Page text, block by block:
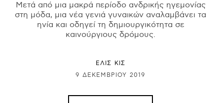
Μετά από μια μακρά περίοδο ανδρικής ηγεμονίας
στη μόδα, μια νέα γενιά γυναικών αναλαμβάνει τα
ηνία και οδηγεί τη δημιουργικότητα σε
καινούργιους δρόμους.
ΕΛΙΣ ΚΙΣ
9 ΔΕΚΕΜΒΡΊΟΥ 2019